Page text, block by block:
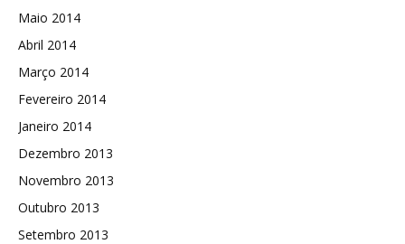
Maio 2014
Abril 2014
Março 2014
Fevereiro 2014
Janeiro 2014
Dezembro 2013
Novembro 2013
Outubro 2013
Setembro 2013